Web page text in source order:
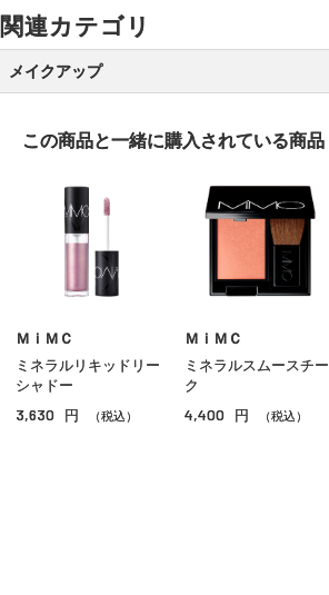
関連カテゴリ
メイクアップ
アイブロウ
マスカラ
グロス
チーク
シェーディング・ハイライト
この商品と一緒に購入されている商品
ＭｉＭＣ
ミネラルリキッドリー
シャドー
3,630 円 （税込）
ＭｉＭＣ
ミネラルスムースチー
ク
4,400 円 （税込）